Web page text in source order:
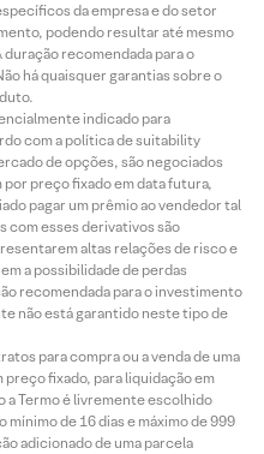
da empresa e do setor
podendo resultar até mesmo
recomendada para o
há quaisquer garantias sobre o
indicado para
com a política de suitability
de opções, são negociados
preço fixado em data futura,
pagar um prêmio ao vendedor tal
com esses derivativos são
altas relações de risco e
a possibilidade de perdas
recomendada para o investimento
não está garantido neste tipo de
para compra ou a venda de uma
fixado, para liquidação em
a Termo é livremente escolhido
de 16 dias e máximo de 999
adicionado de uma parcela